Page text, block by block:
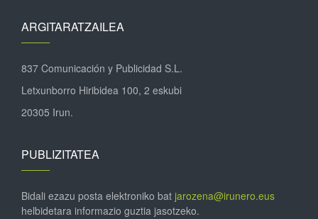
ARGITARATZAILEA
837 Comunicación y Publicidad S.L.
Letxunborro Hiribidea 100, 2 eskubi
20305 Irun.
PUBLIZITATEA
Bidali ezazu posta elektroniko bat jarozena@irunero.eus
helbidetara informazio guztia jasotzeko.